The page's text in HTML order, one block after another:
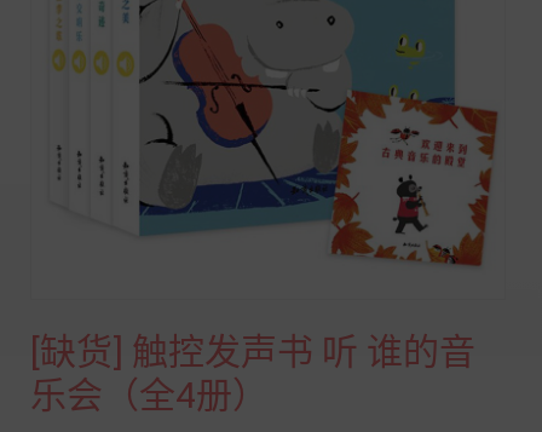
[缺货] 触控发声书 听 谁的音
乐会（全4册）